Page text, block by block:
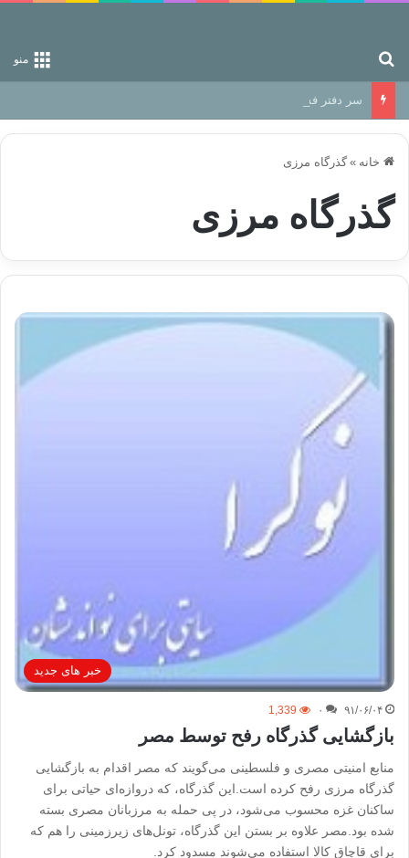
منو
سر دفتر فساد در زمین‌، دوری وکناره‌گیری از راه خداست‌!
خانه » گذرگاه مرزی
گذرگاه مرزی
خبر های جدید
۹۱/۰۶/۰۴ ۰ 1,339
بازگشایی گذرگاه رفح توسط مصر
منابع امنیتی مصری و فلسطینی می‌گویند که مصر اقدام به بازگشایی
گذرگاه مرزی رفح کرده است.این گذرگاه، که دروازه‌ای حیاتی برای
ساکنان غزه محسوب می‌شود، در پی حمله به مرزبانان مصری بسته
شده بود.مصر علاوه بر بستن این گذرگاه، تونل‌های زیرزمینی را هم که
برای قاچاق کالا استفاده می‌شوند مسدود کرد.